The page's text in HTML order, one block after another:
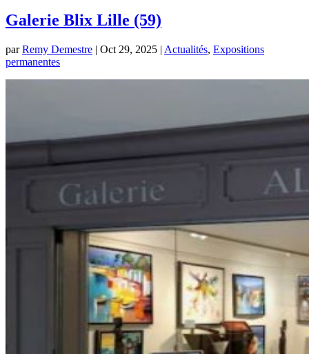
Galerie Blix Lille (59)
parRemy Demestre | Oct 29, 2025 | Actualités, Expositions
permanentes